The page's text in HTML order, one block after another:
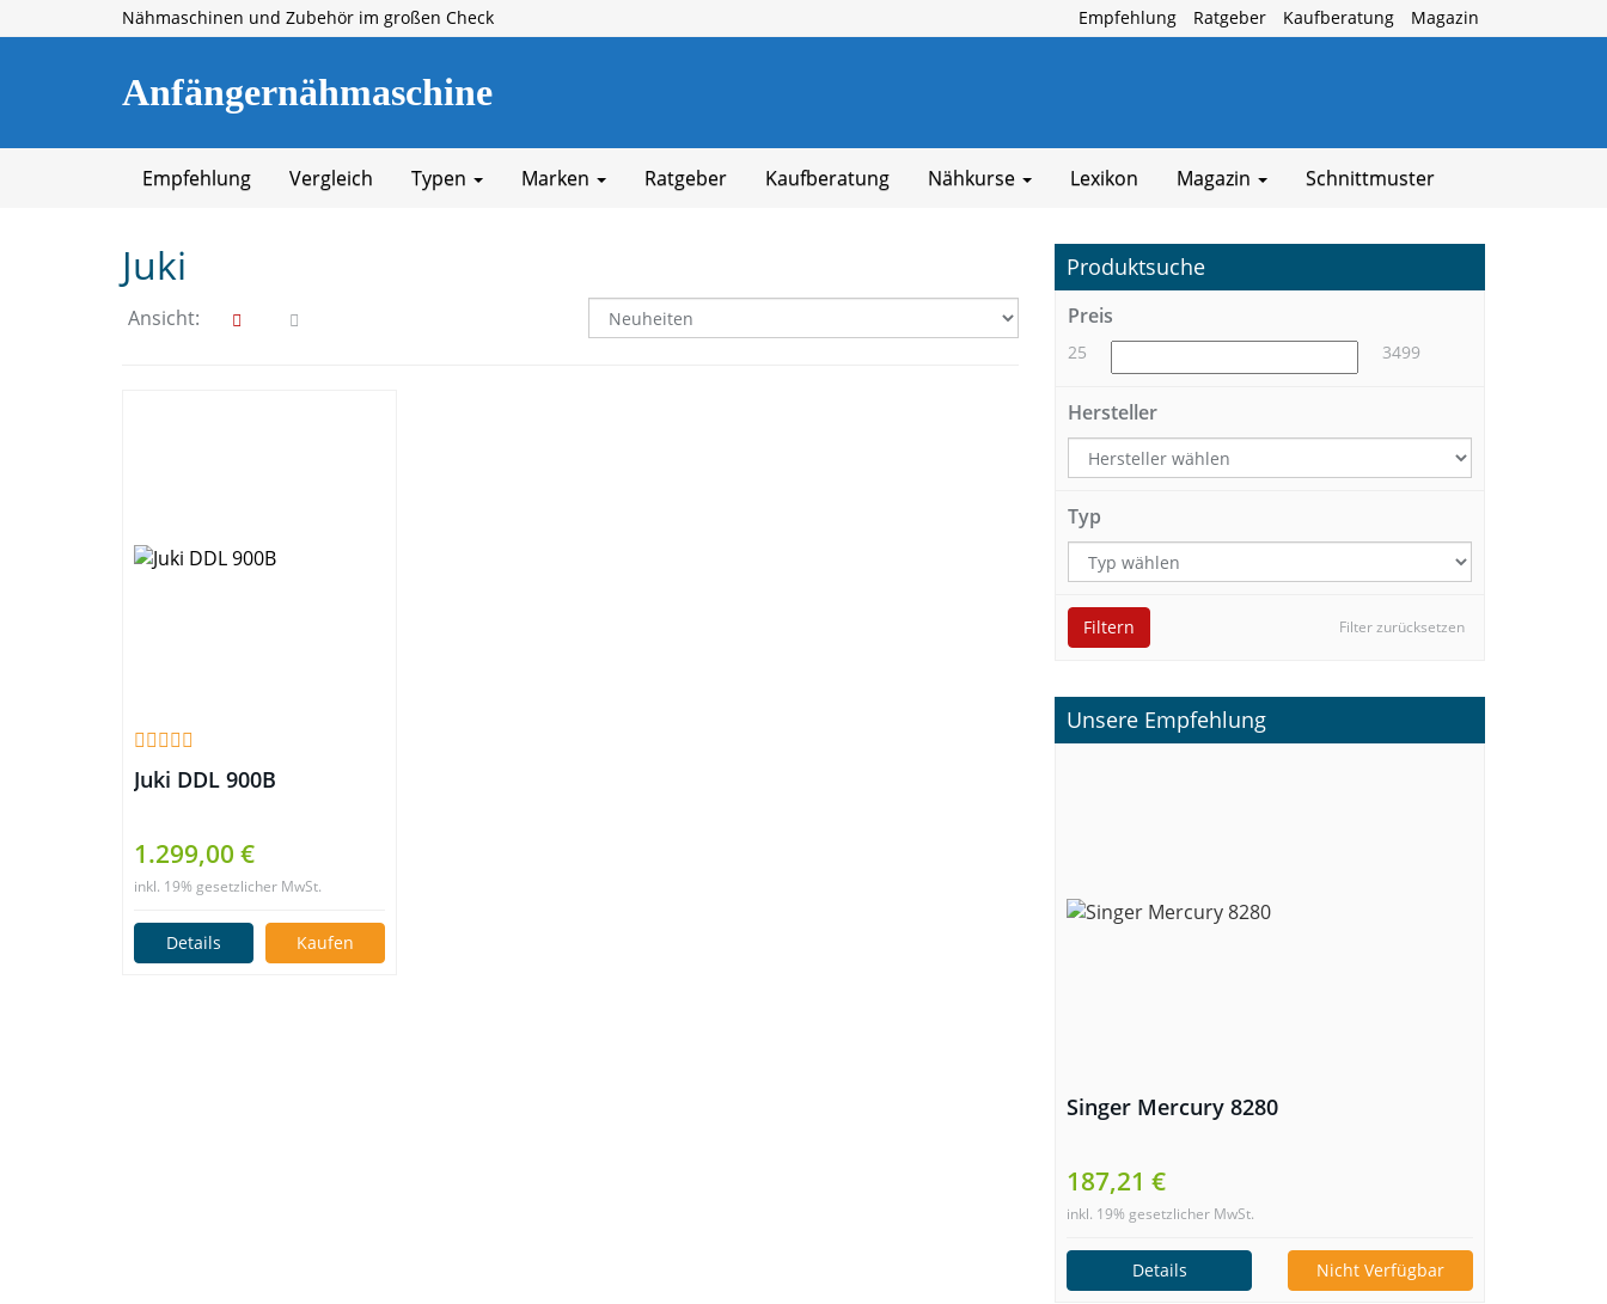
to
Nähmaschinen und Zubehör im großen Check Empfehlung Ratgeber Kaufberatung Magazin
Anfängernähmaschine
Empfehlung Vergleich Typen Marken Ratgeber Kaufberatung Nähkurse Lexikon Magazin Schnittmuster
Juki
Ansicht:
Juki DDL 900B
1.299,00 €
inkl. 19% gesetzlicher MwSt.
Details Kaufen
Produktsuche
Preis
25 3499
Hersteller
Typ
Filter zurücksetzen
Filtern
Unsere Empfehlung
Singer Mercury 8280
187,21 €
inkl. 19% gesetzlicher MwSt.
Details Nicht Verfügbar